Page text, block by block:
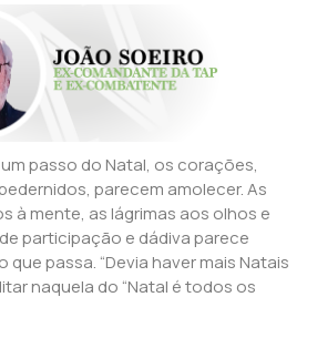
passo do Natal, os corações,
parecem amolecer. As
à mente, as lágrimas aos olhos e
participação e dádiva parece
que passa. “Devia haver mais Natais
naquela do “Natal é todos os